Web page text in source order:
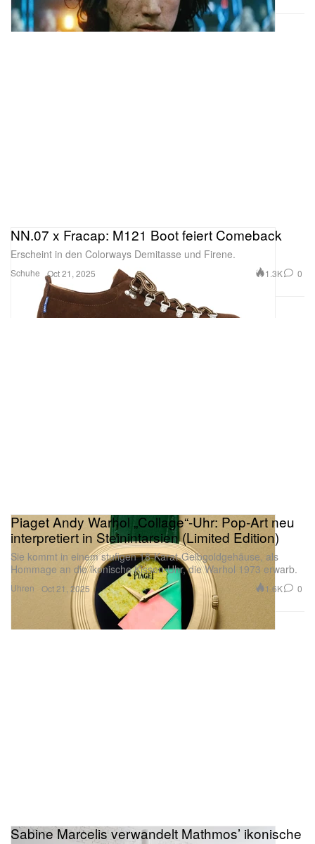
Schuhe
NN.07 x Fracap: M121 Boot feiert Comeback
Erscheint in den Colorways Demitasse und Firene.
Oct 21, 2025 1.3K 0
Uhren
Piaget Andy Warhol „Collage“-Uhr: Pop-Art neu
interpretiert in Steinintarsien (Limited Edition)
Sie kommt in einem stufigen 18-Karat-Gelbgoldgehäuse, als
Hommage an die ikonische Kissen-Uhr, die Warhol 1973 erwarb.
Oct 21, 2025 1.6K 0
Sabine Marcelis verwandelt Mathmos’ ikonische